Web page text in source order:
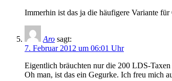
Immerhin ist das ja die häufigere Variante
Aro sagt:
7. Februar 2012 um 06:01 Uhr
Eigentlich bräuchten nur die 200 LDS-
Oh man, ist das ein Gegurke. Ich freu mich